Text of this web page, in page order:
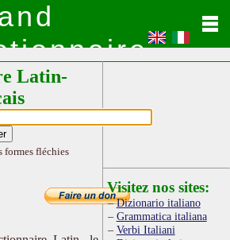
Latin-
formes fléchies
Visitez nos sites:
Dizionario italiano
Grammatica italiana
Verbi Italiani